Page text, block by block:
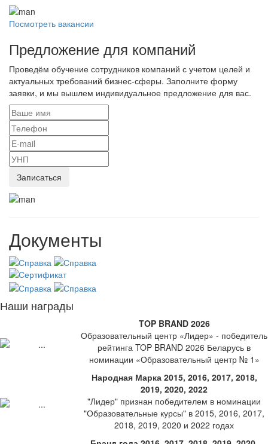
Посмотреть вакансии
Предложение для компаний
Проведём обучение сотрудников компаний с учетом целей и
актуальных требований бизнес-сферы. Заполните форму
заявки, и мы вышлем индивидуальное предложение для вас.
Документы
Наши награды
TOP BRAND 2026
Образовательный центр «Лидер» - победитель
рейтинга TOP BRAND 2026 Беларусь в
номинации «Образовательный центр № 1»
Народная Марка 2015, 2016, 2017, 2018,
2019, 2020, 2022
"Лидер" признан победителем в номинации
"Образовательные курсы" в 2015, 2016, 2017,
2018, 2019, 2020 и 2022 годах